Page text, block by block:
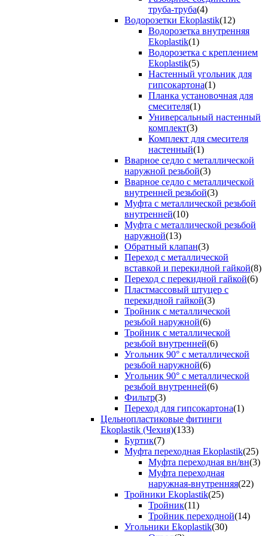
труба-труба(4)
Водорозетки Ekoplastik(12)
Водорозетка внутренняя
Ekoplastik(1)
Водорозетка с креплением
Ekoplastik(5)
Настенный угольник для
гипсокартона(1)
Планка установочная для
смесителя(1)
Универсальный настенный
комплект(3)
Комплект для смесителя
настенный(1)
Вварное седло с металлической
наружной резьбой(3)
Вварное седло с металлической
внутренней резьбой(3)
Муфта с металлической резьбой
внутренней(10)
Муфта с металлической резьбой
наружной(13)
Обратный клапан(3)
Переход с металлической
вставкой и перекидной гайкой(8)
Переход с перекидной гайкой(6)
Пластмассовый штуцер с
перекидной гайкой(3)
Тройник с металлической
резьбой наружной(6)
Тройник с металлической
резьбой внутренней(6)
Угольник 90° с металлической
резьбой наружной(6)
Угольник 90° с металлической
резьбой внутренней(6)
Фильтр(3)
Переход для гипсокартона(1)
Цельнопластиковые фитинги
Ekoplastik (Чехия)(133)
Буртик(7)
Муфта переходная Ekoplastik(25)
Муфта переходная вн/вн(3)
Муфта переходная
наружная-внутренняя(22)
Тройники Ekoplastik(25)
Тройник(11)
Тройник переходной(14)
Угольники Ekoplastik(30)